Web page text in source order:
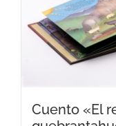
Cuento «El